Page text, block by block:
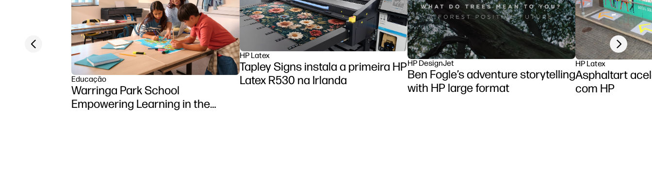
Educação
Warringa Park School
Empowering Learning in the
HP Latex
Tapley Signs instala a primeira HP
Latex R530 na Irlanda
HP DesignJet
Ben Fogle’s adventure storytelling
with HP large format
HP Latex
Asphaltart
com HP
Previous slide Next slide